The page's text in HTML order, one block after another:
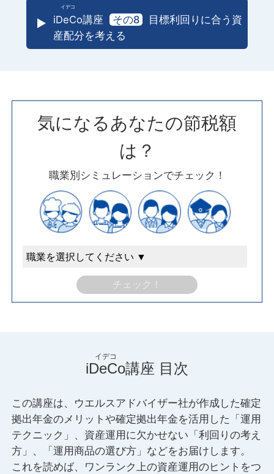
iDeCo講座 その8
目標利回りに合う資
産配分を考える
気になるあなたの節税額
は？
職業別シミュレーションでチェック！
チェック！
iDeCo講座 目次
この講座は、ウエルスアドバイザー社が作成した確定
拠出年金のメリットや確定拠出年金を活用した「運用
テクニック」、資産運用に欠かせない「利回りの考え
方」、「運用商品の選び方」などをお届けします。
これを読めば、ワンランク上の資産運用のヒントをつ